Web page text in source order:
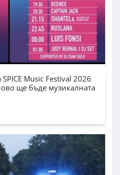
Music Festival 2026
ще бъде музикалната